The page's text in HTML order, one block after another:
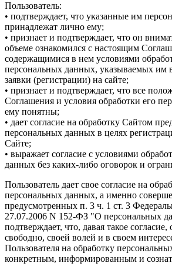
Пользователь:
• подтверждает, что указанные им
принадлежат лично ему;
• признает и подтверждает, что он
объеме ознакомился с настоящим
содержащимися в нем условиями
персональных данных, указываемых им
заявки (регистрации) на сайте;
• признает и подтверждает, что все
Соглашения и условия обработки его
ему понятны;
• дает согласие на обработку Сайтом
персональных данных в целях
Сайте;
• выражает согласие с условиями
данных без каких-либо оговорок и
Пользователь дает свое согласие на
персональных данных, а именно
предусмотренных п. 3 ч. 1 ст. 3
27.07.2006 N 152-ФЗ "О персональных
подтверждает, что, давая такое согласие,
свободно, своей волей и в своем
Пользователя на обработку
конкретным, информированным и